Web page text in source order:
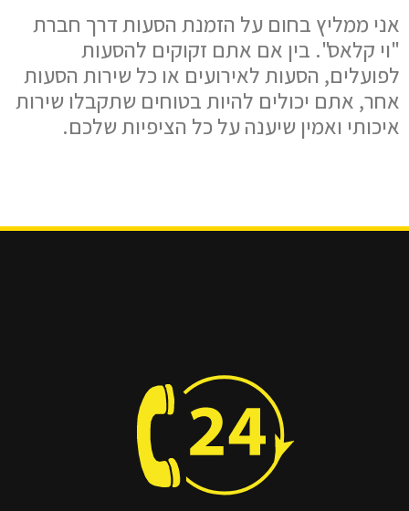
אני ממליץ בחום על הזמנת הסעות דרך חברת
"וי קלאס". בין אם אתם זקוקים להסעות
לפועלים, הסעות לאירועים או כל שירות הסעות
אחר, אתם יכולים להיות בטוחים שתקבלו שירות
איכותי ואמין שיענה על כל הציפיות שלכם.